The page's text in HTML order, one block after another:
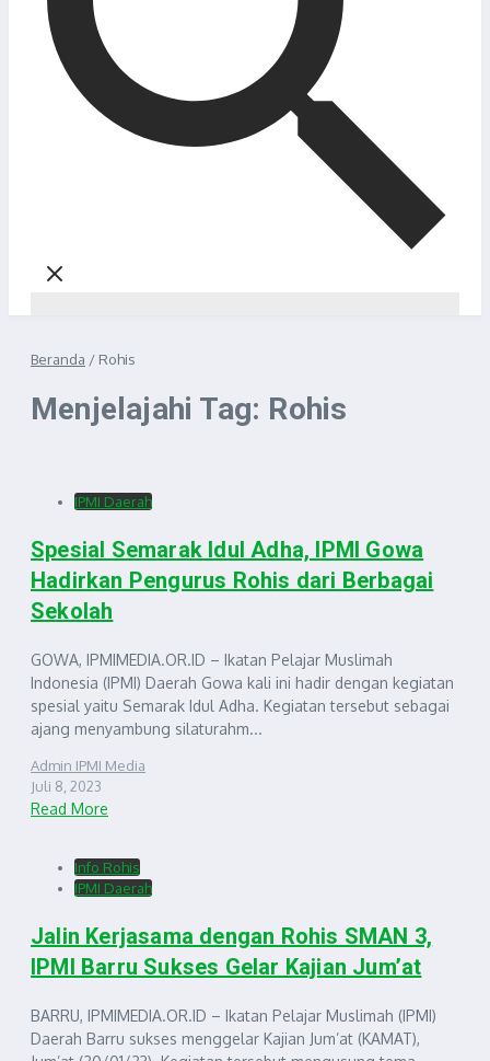
Beranda / Rohis
Menjelajahi Tag: Rohis
IPMI Daerah
Spesial Semarak Idul Adha, IPMI Gowa
Hadirkan Pengurus Rohis dari Berbagai
Sekolah
GOWA, IPMIMEDIA.OR.ID – Ikatan Pelajar Muslimah
Indonesia (IPMI) Daerah Gowa kali ini hadir dengan kegiatan
spesial yaitu Semarak Idul Adha. Kegiatan tersebut sebagai
ajang menyambung silaturahm...
Admin IPMI Media
Juli 8, 2023
Read More
Info Rohis
IPMI Daerah
Jalin Kerjasama dengan Rohis SMAN 3,
IPMI Barru Sukses Gelar Kajian Jum’at
BARRU, IPMIMEDIA.OR.ID – Ikatan Pelajar Muslimah (IPMI)
Daerah Barru sukses menggelar Kajian Jum’at (KAMAT),